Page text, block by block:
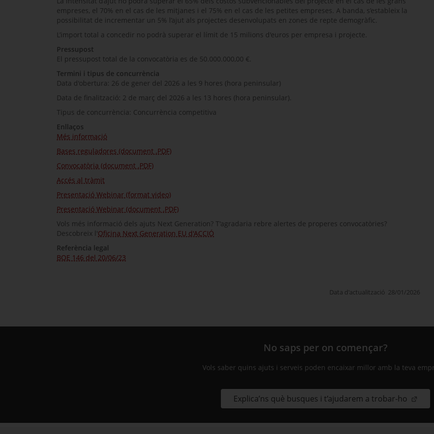
empreses, el 70% en el cas de les mitjanes i el 75% en el cas de les petites empreses. A banda, s’estableix la
possibilitat de incrementar un 5% l’ajut als projectes desenvolupats en zones de repte demogràfic.
L’import total a concedir no podrà superar el límit de 15 milions d'euros per empresa i projecte.
Pressupost
El pressupost total de la convocatòria es de 50.000.000,00 €.
Termini i tipus de concurrència
Data d'obertura: 26 de gener del 2026 a les 9 hores (hora peninsular)
Data de finalització: 2 de març del 2026 a les 13 hores (hora peninsular).
Tipus de concurrència: Concurrència competitiva
Enllaços
Més informació
Bases reguladores (document .PDF)
Convocatòria (document .PDF)
Accés al tràmit
Presentació Webinar (format video)
Presentació Webinar (document .PDF)
Vols més informació dels ajuts Next Generation? T'agradaria rebre alertes de properes convocatòries?
Descobreix l'Oficina Next Generation EU d'ACCIÓ
Referència legal
BOE 146 del 20/06/23
Data d'actualització 28/01/2026
No saps per on començar?
Vols saber quins ajuts i serveis poden encaixar millor amb la teva
Explica’ns què busques i t’ajudarem a trobar-ho